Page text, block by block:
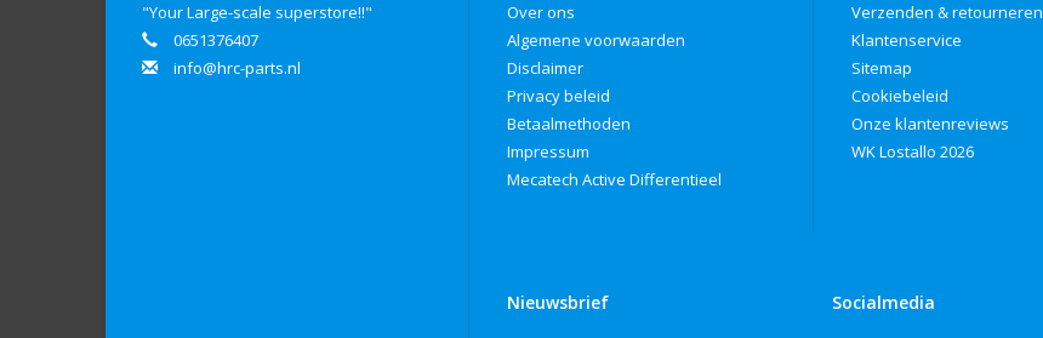
"Your Large-scale superstore!!"
0651376407
info@hrc-parts.nl
Over ons
Algemene voorwaarden
Disclaimer
Privacy beleid
Betaalmethoden
Impressum
Mecatech Active Differentieel
Verzenden & retourneren
Klantenservice
Sitemap
Cookiebeleid
Onze klantenreviews
WK Lostallo 2026
Nieuwsbrief Socialmedia